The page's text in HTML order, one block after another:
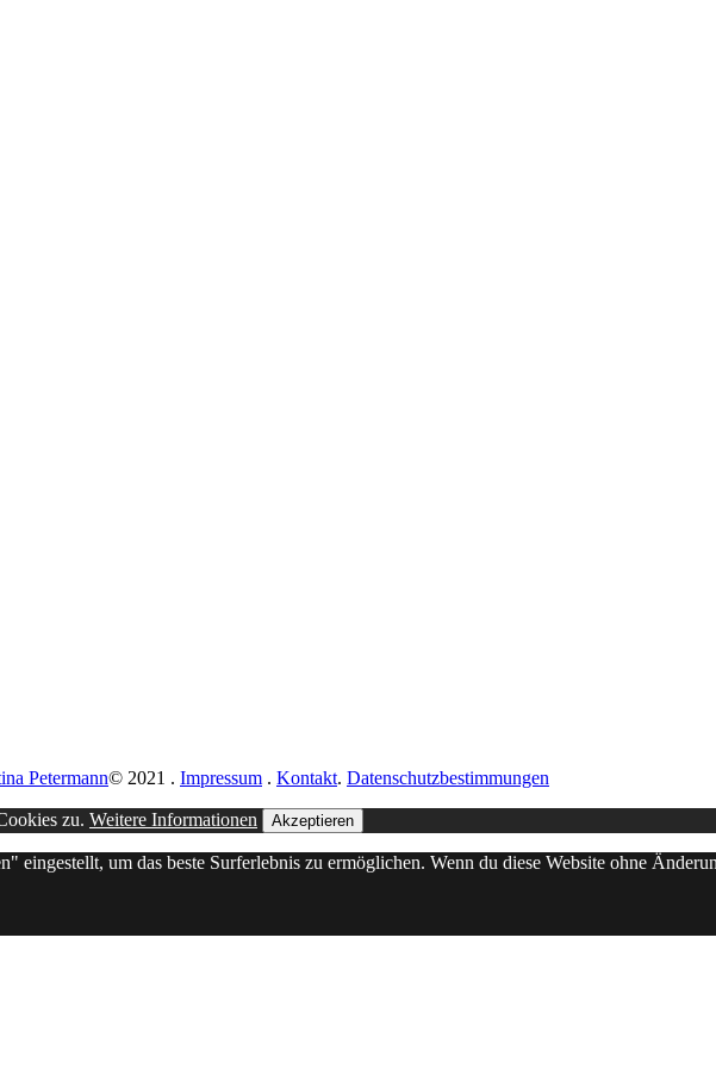
Petermann© 2021 . Impressum . Kontakt. Datenschutzbestimmungen
zu. Weitere Informationen Akzeptieren
eingestellt, um das beste Surferlebnis zu ermöglichen. Wenn du diese Website ohne